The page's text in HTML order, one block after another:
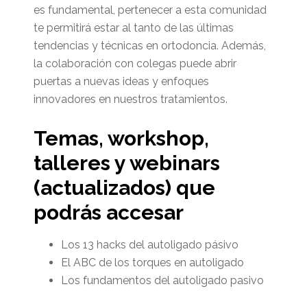
es fundamental, pertenecer a esta comunidad
te permitirá estar al tanto de las últimas
tendencias y técnicas en ortodoncia. Además,
la colaboración con colegas puede abrir
puertas a nuevas ideas y enfoques
innovadores en nuestros tratamientos.
Temas, workshop,
talleres y webinars
(actualizados) que
podrás accesar
Los 13 hacks del autoligado pásivo
El ABC de los torques en autoligado
Los fundamentos del autoligado pasivo